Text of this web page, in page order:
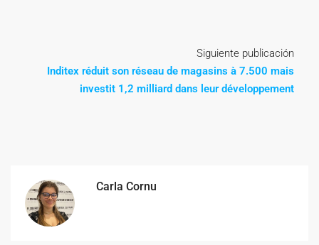
Siguiente publicación
Inditex réduit son réseau de magasins à 7.500 mais
investit 1,2 milliard dans leur développement
Carla Cornu